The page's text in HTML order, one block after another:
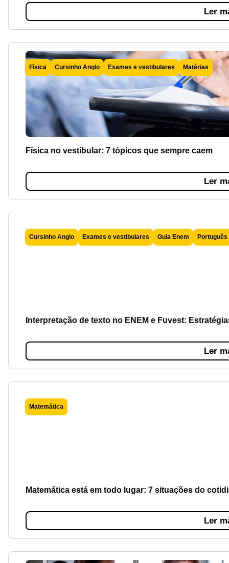
Ler
Física no vestibular: 7 tópicos que sempre caem
Ler
Física Cursinho Anglo Exames e vestibulares Matérias
Interpretação de texto no ENEM e Fuvest:
Ler
Cursinho Anglo Exames e vestibulares Guia Enem Português
Matemática está em todo lugar: 7 situações do
Ler
Matemática